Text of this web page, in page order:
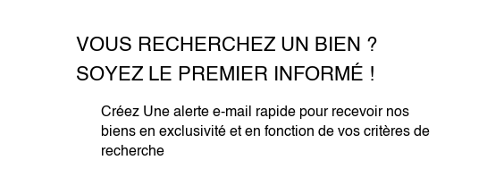
VOUS RECHERCHEZ UN BIEN ?
SOYEZ LE PREMIER INFORMÉ !
Créez Une alerte e-mail rapide pour recevoir nos
biens en exclusivité et en fonction de vos critères de
recherche